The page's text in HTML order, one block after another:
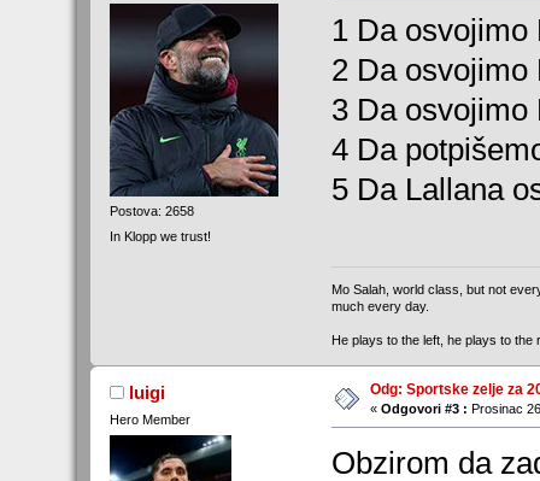
Postova: 2658
In Klopp we trust!
1 Da osvojimo
2 Da osvojimo
3 Da osvojimo
4 Da
5 Da Lallana
Mo Salah, world class, but not
much every day.
He plays to the left, he plays to the
luigi
Hero Member
Odg: Sportske zelje za
« Odgovori #3 : Prosinac
Obzirom da